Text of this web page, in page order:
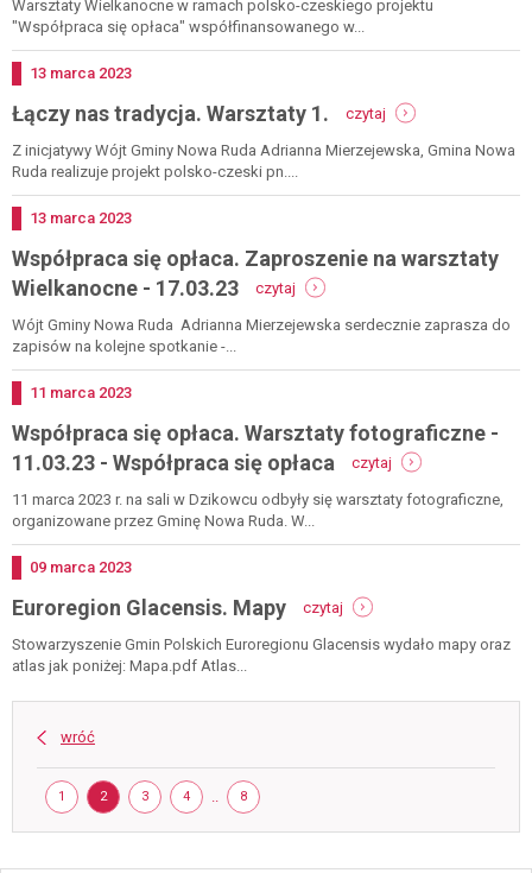
17.03.23
współpraca
opłaca
Warsztaty Wielkanocne w ramach polsko-czeskiego projektu
"Współpraca się opłaca" współfinansowanego w...
Dodano
13 marca 2023
Łączy nas tradycja. Warsztaty 1. czytaj
łączy
nas
Z inicjatywy Wójt Gminy Nowa Ruda Adrianna Mierzejewska, Gmina Nowa
Ruda realizuje projekt polsko-czeski pn....
Dodano
13 marca 2023
Współpraca się opłaca. Zaproszenie na warsztaty
Wielkanocne - 17.03.23
czytaj
współpraca
się
wielkanocne
-
17.03.23
Wójt Gminy Nowa Ruda Adrianna Mierzejewska serdecznie zaprasza do
zapisów na kolejne spotkanie -...
Dodano
11 marca 2023
Współpraca się opłaca. Warsztaty fotograficzne -
11.03.23 - Współpraca się opłaca
czytaj
współpraca
się
współpraca
11 marca 2023 r. na sali w Dzikowcu odbyły się warsztaty fotograficzne,
organizowane przez Gminę Nowa Ruda. W...
Dodano
09 marca 2023
Euroregion Glacensis. Mapy czytaj
euroregion
glacensis.
Stowarzyszenie Gmin Polskich Euroregionu Glacensis wydało mapy oraz
atlas jak poniżej: Mapa.pdf Atlas...
wróć
StronaSTRONA
1 STRONA
2 STRONA
3 STRONA
4 STRONA
8